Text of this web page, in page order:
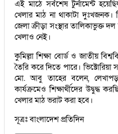
এই মাঠে সর্বশেষ টুর্নামেন্ট
খেলার মাঠ না থাকাটা
জেলা ক্রীড়া সংস্থার তালিকাভুক্ত
খেলাও নেই।
কুমিল্লা শিক্ষা বোর্ড ও জাতীয়
তৈরি করে দিতে পারে।
মো. আবু তাহের বলেন,
কার্যক্রমেও শিক্ষার্থীদের উদ্বুদ্ধ
খেলার মাঠ ভরাট করা হবে।
সূত্রঃ বাংলাদেশ প্রতিদিন